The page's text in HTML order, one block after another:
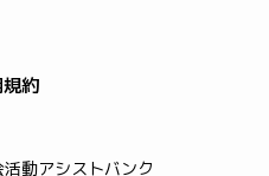
約
動アシストバンク